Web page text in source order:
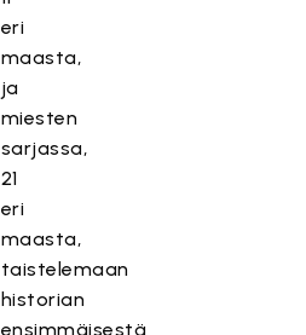
eri
maasta,
ja
miesten
sarjassa,
21
eri
maasta,
taistelemaan
historian
ensimmäisestä